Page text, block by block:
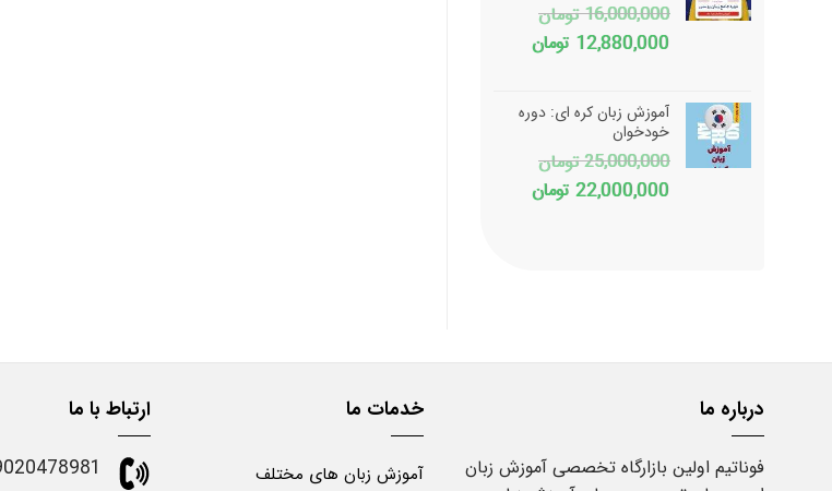
16,000,000 تومان
قیمت
بود.
12,880,000 تومانقیمت
است.آموزش زبان کره ای: دوره
خودخوان
25,000,000 تومان
قیمت
22,000,000 تومانقیمت
درباره ما
فوناتیم اولین بازارگاه تخصصی آموزش زبان
خدمات ما
آموزش زبان های مختلف
ارتباط با ما